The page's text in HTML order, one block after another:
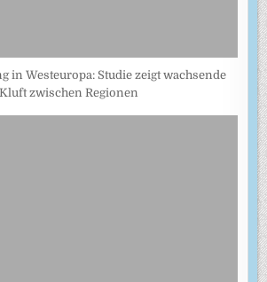
in Westeuropa: Studie zeigt wachsende
Kluft zwischen Regionen